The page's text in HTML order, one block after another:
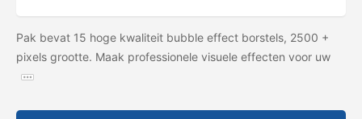
Pak bevat 15 hoge kwaliteit bubble effect borstels, 2500 +
pixels grootte. Maak professionele visuele effecten voor uw